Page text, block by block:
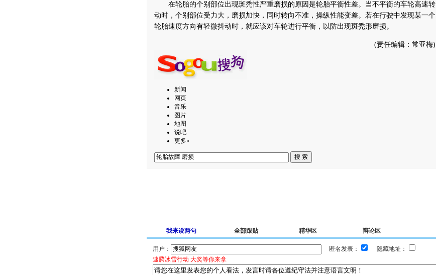
在轮胎的个别部位出现斑秃性严重磨损的原因是轮胎平衡性差。当不平衡的车轮高速转
动时，个别部位受力大，磨损加快，同时转向不准，操纵性能变差。若在行驶中发现某一个
轮胎速度方向有轻微抖动时，就应该对车轮进行平衡，以防出现斑秃形磨损。
(责任编辑：常亚梅)
新闻
网页
音乐
图片
地图
说吧
更多»
我来说两句 全部跟贴 精华区 辩论区
用户： 匿名发表：
隐藏地址：
速腾冰雪行动 大奖等你来拿